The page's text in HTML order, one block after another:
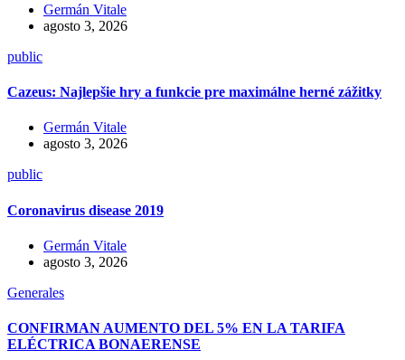
Germán Vitale
agosto 3, 2026
public
Cazeus: Najlepšie hry a funkcie pre maximálne herné zážitky
Germán Vitale
agosto 3, 2026
public
Coronavirus disease 2019
Germán Vitale
agosto 3, 2026
Generales
CONFIRMAN AUMENTO DEL 5% EN LA TARIFA
ELÉCTRICA BONAERENSE